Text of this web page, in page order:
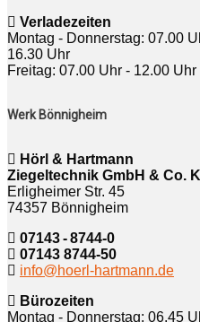
Verladezeiten
Montag - Donnerstag: 07.00
16.30 Uhr
Freitag: 07.00 Uhr - 12.00
Werk Bönnigheim
Hörl & Hartmann
Ziegeltechnik GmbH & Co.
Erligheimer Str. 45
74357 Bönnigheim
07143 - 8744-0
07143 8744-50
info@hoerl-hartmann.de
Bürozeiten
Montag - Donnerstag: 06.45